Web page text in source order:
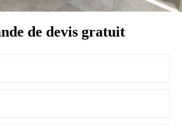
de devis gratuit